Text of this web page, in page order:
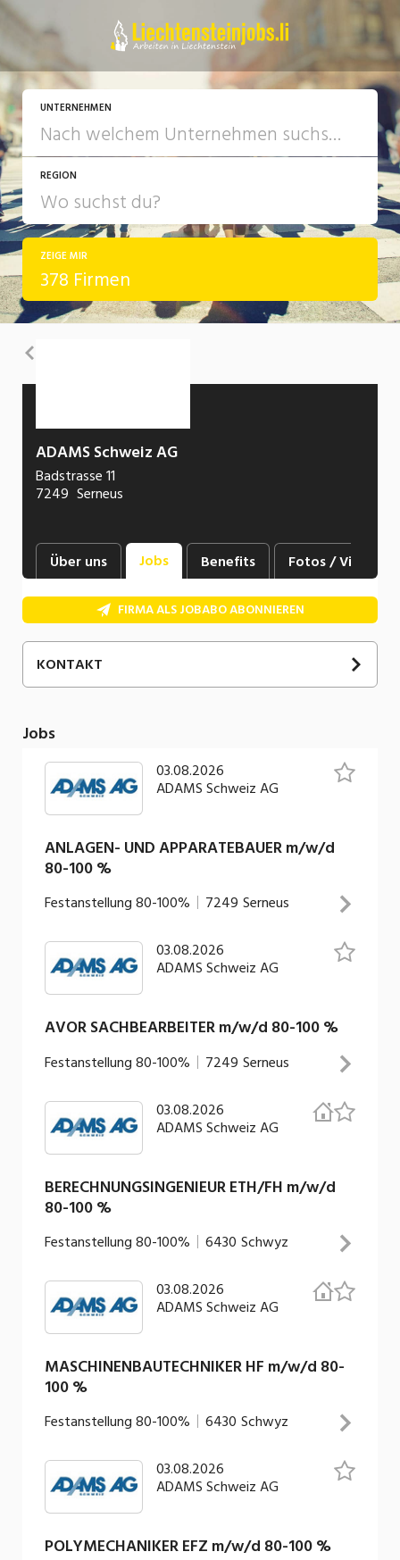
UNTERNEHMEN
REGION
ZEIGE MIR
378 Firmen
ADAMS Schweiz AG
Badstrasse 11
7249 Serneus
Über uns Jobs Benefits Fotos / Videos
FIRMA ALS JOBABO ABONNIEREN
KONTAKT
081 410 22 22
E-Mail
Jobs
03.08.2026
ADAMS Schweiz AG
ANLAGEN- UND APPARATEBAUER m/w/d
80-100 %
Festanstellung80-100% 7249 Serneus
Deine Aufgaben Herstellung und Montage von
Schweisskonstruktionen nach technischen
Zeichnungen Anreissen, Richten, Heften,
Zusammenbauen und Schweissen von Bauteilen
Fertigungsaufträgen unter Einhaltung der
Qualitätsstandards Ausführung allgemeiner
Schlosser- und Metallbauarbeiten
03.08.2026
ADAMS Schweiz AG
AVOR SACHBEARBEITER m/w/d 80-100 %
Festanstellung80-100% 7249 Serneus
Deine Aufgaben Erstellung, Pflege und Verwaltung
von Produktions- und Qualitätspapieren und
dazugehöriger Qualitätsdokumentationen
Unterstützung bei technischen Abklärungen und
der Beschaffung in Zusammenarbeit mit internen
Fachstellen und Lieferanten Sicherstellung einer
termingerechten Materialverfügbarkeit
INSERAT ANSEHEN
03.08.2026
ADAMS Schweiz AG
BERECHNUNGSINGENIEUR ETH/FH m/w/d
80-100 %
Festanstellung80-100% 6430 Schwyz
Deine Aufgaben Entwicklung von Konzepten sowie
Erarbeitung und Bewertung von Varianten für
Wasserkraftarmaturen Vor- und
Grobdimensionierung von Armaturen und
Komponenten Technische Auslegung der
Hauptkomponenten Durchführung von Festigkeits-,
Antriebs- und Durchflussberechnungen
Koordination externer Simulationen (FEM und CFD)
Erstellung technischer Auslegungs- und
Projektdokumentationen
INSERAT ANSEHEN
03.08.2026
ADAMS Schweiz AG
MASCHINENBAUTECHNIKER HF m/w/d 80-
100 %
Festanstellung80-100% 6430 Schwyz
Deine Aufgaben Entwicklung und Konstruktion von
Armaturen für Wasserkraftanlagen Erstellung von
Berechnungen, Fertigungszeichnungen, Stücklisten
und technischen Auftragsdokumentationen Enge
03.08.2026
ADAMS Schweiz AG
POLYMECHANIKER EFZ m/w/d 80-100 %